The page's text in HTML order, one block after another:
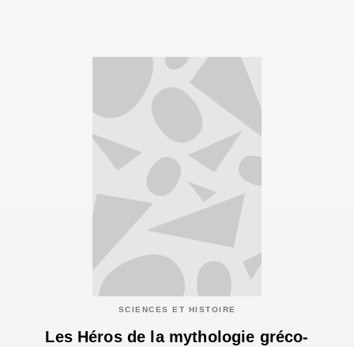
SCIENCES ET HISTOIRE
Les Héros de la mythologie gréco-